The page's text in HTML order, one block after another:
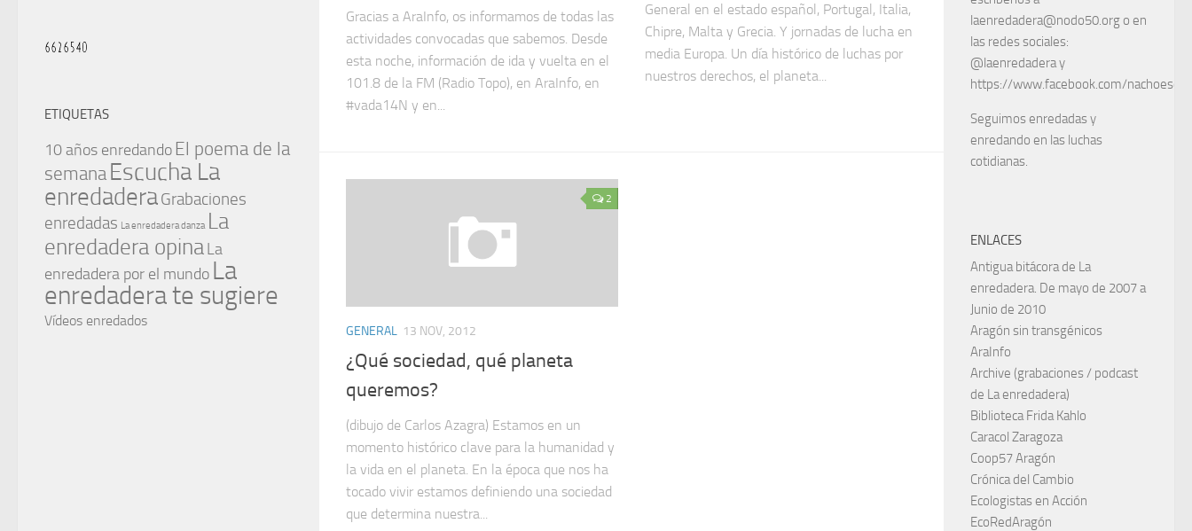
Gracias a AraInfo, os informamos de todas las
actividades convocadas que sabemos. Desde
esta noche, información de ida y vuelta en el
101.8 de la FM (Radio Topo), en AraInfo, en
#vada14N y en...
General en el estado español, Portugal, Italia,
Chipre, Malta y Grecia. Y jornadas de lucha en
media Europa. Un día histórico de luchas por
nuestros derechos, el planeta...
2
GENERAL 13 NOV, 2012
¿Qué sociedad, qué planeta
queremos?
(dibujo de Carlos Azagra) Estamos en un
momento histórico clave para la humanidad y
la vida en el planeta. En la época que nos ha
tocado vivir estamos definiendo una sociedad
que determina nuestra...
ETIQUETAS
10 años enredando El poema de la
semana Escucha La
enredaderaGrabaciones
enredadas La enredadera danza La
enredadera opina La
enredadera por el mundo La
enredadera te sugiere
Vídeos enredados
laenredadera@nodo50.org o en
las redes sociales:
@laenredadera y
https://www.facebook.com/
Seguimos enredadas y
enredando en las luchas
cotidianas.
ENLACES
Antigua bitácora de La
enredadera. De mayo de 2007 a
Junio de 2010
Aragón sin transgénicos
AraInfo
Archive (grabaciones / podcast
de La enredadera)
Biblioteca Frida Kahlo
Caracol Zaragoza
Coop57 Aragón
Crónica del Cambio
Ecologistas en Acción
EcoRedAragón